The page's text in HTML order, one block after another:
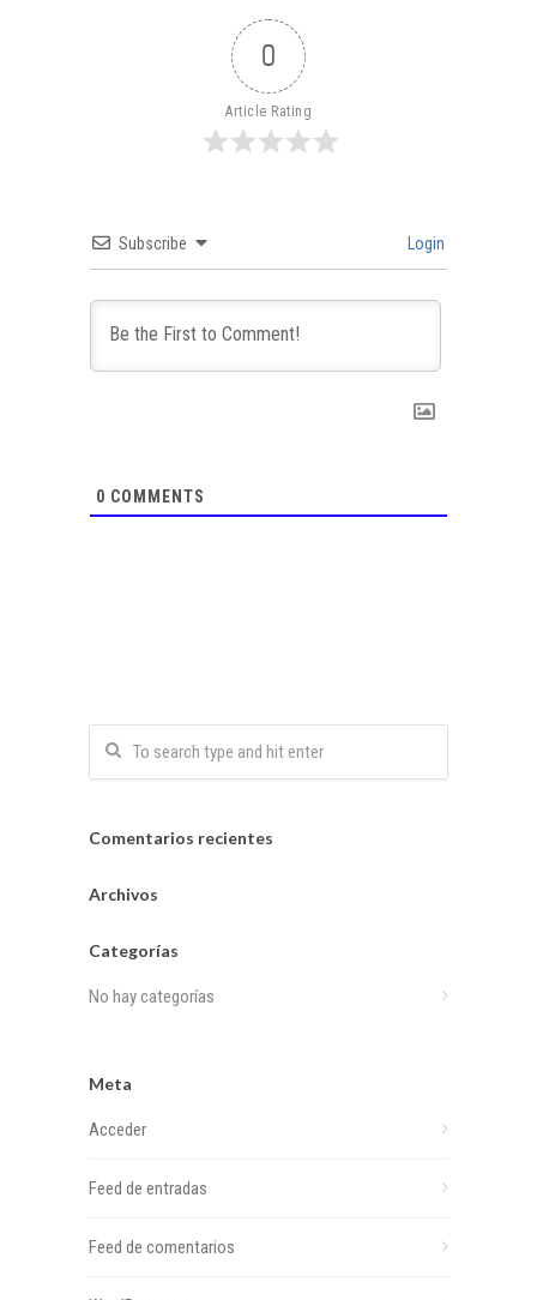
0
Article Rating
Subscribe Login
0 COMMENTS
Comentarios recientes
Archivos
Categorías
No hay categorías
Meta
Acceder
Feed de entradas
Feed de comentarios